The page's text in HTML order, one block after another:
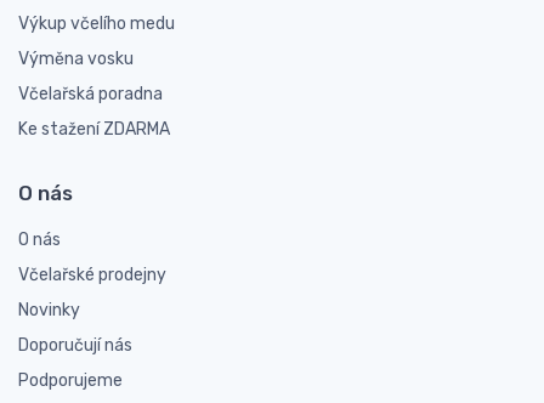
Výkup včelího medu
Výměna vosku
Včelařská poradna
Ke stažení ZDARMA
O nás
O nás
Včelařské prodejny
Novinky
Doporučují nás
Podporujeme